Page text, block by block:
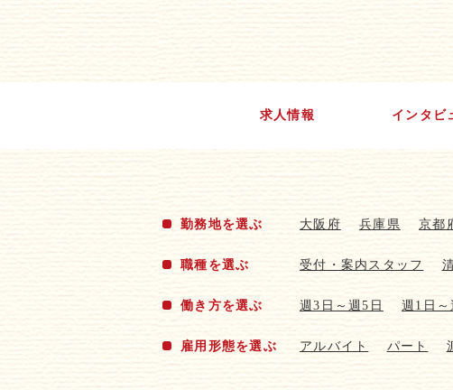
求人情報 インタビ
勤務地を選ぶ 大阪府 兵庫県 京都
職種を選ぶ 受付・案内スタッフ
働き方を選ぶ 週3日～週5日 週1日～
雇用形態を選ぶ アルバイト パート